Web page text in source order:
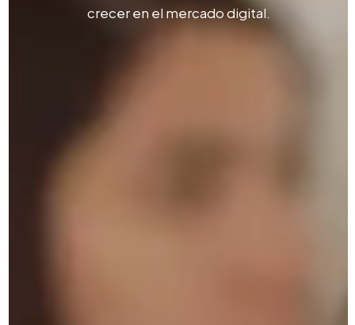
crecer en el mercado digital.